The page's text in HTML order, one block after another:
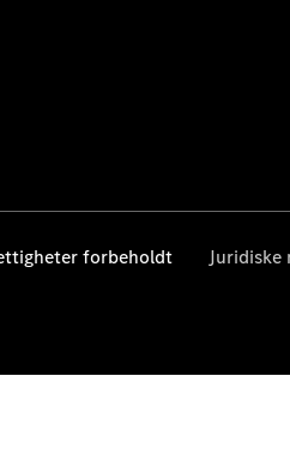
forbeholdt Juridiske